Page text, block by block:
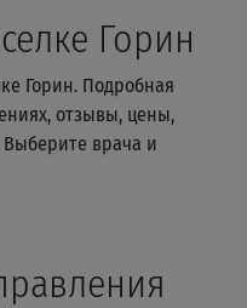
Горин
Горин. Подробная
отзывы, цены,
врача и